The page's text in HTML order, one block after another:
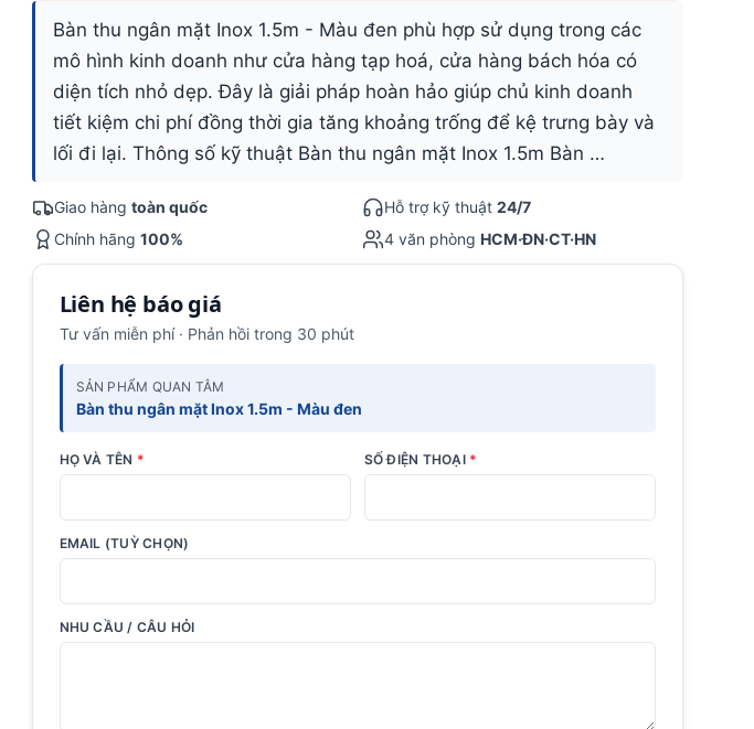
Bàn thu ngân mặt Inox 1.5m - Màu đen phù hợp sử dụng trong các
mô hình kinh doanh như cửa hàng tạp hoá, cửa hàng bách hóa có
diện tích nhỏ dẹp. Đây là giải pháp hoàn hảo giúp chủ kinh doanh
tiết kiệm chi phí đồng thời gia tăng khoảng trống để kệ trưng bày và
lối đi lại. Thông số kỹ thuật Bàn thu ngân mặt Inox 1.5m Bàn …
Giao hàng toàn quốc Hỗ trợ kỹ thuật 24/7
Chính hãng 100% 4 văn phòng HCM·ĐN·CT·HN
Liên hệ báo giá
Tư vấn miễn phí · Phản hồi trong 30 phút
SẢN PHẨM QUAN TÂM
Bàn thu ngân mặt Inox 1.5m - Màu đen
HỌ VÀ TÊN * SỐ ĐIỆN THOẠI *
EMAIL (TUỲ CHỌN)
NHU CẦU / CÂU HỎI